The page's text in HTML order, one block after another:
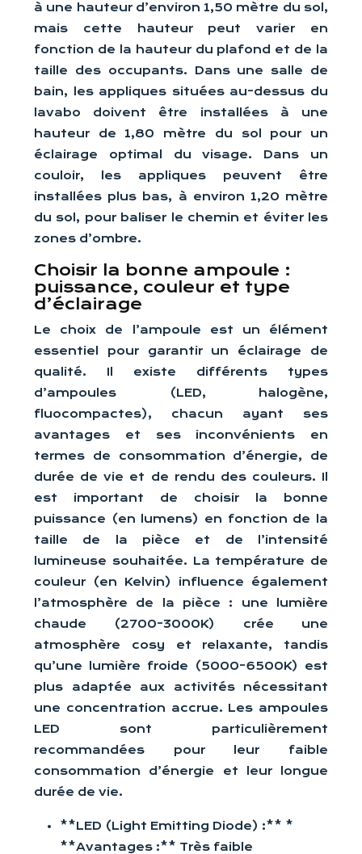
à une hauteur d’environ 1,50 mètre du sol,
mais cette hauteur peut varier en
fonction de la hauteur du plafond et de la
taille des occupants. Dans une salle de
bain, les appliques situées au-dessus du
lavabo doivent être installées à une
hauteur de 1,80 mètre du sol pour un
éclairage optimal du visage. Dans un
couloir, les appliques peuvent être
installées plus bas, à environ 1,20 mètre
du sol, pour baliser le chemin et éviter les
zones d’ombre.
Choisir la bonne ampoule :
puissance, couleur et type
d’éclairage
Le choix de l’ampoule est un élément
essentiel pour garantir un éclairage de
qualité. Il existe différents types
d’ampoules (LED, halogène,
fluocompactes), chacun ayant ses
avantages et ses inconvénients en
termes de consommation d’énergie, de
durée de vie et de rendu des couleurs. Il
est important de choisir la bonne
puissance (en lumens) en fonction de la
taille de la pièce et de l’intensité
lumineuse souhaitée. La température de
couleur (en Kelvin) influence également
l’atmosphère de la pièce : une lumière
chaude (2700-3000K) crée une
atmosphère cosy et relaxante, tandis
qu’une lumière froide (5000-6500K) est
plus adaptée aux activités nécessitant
une concentration accrue. Les ampoules
LED sont particulièrement
recommandées pour leur faible
consommation d’énergie et leur longue
durée de vie.
**LED (Light Emitting Diode) :** *
**Avantages :** Très faible